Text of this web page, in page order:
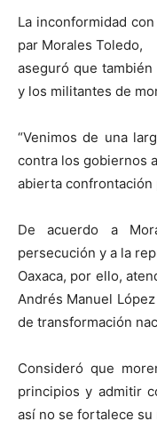
La inconformidad
par Morales Toledo,
aseguró que
y los militantes de
“Venimos de una
contra los gobiernos
abierta confrontación
De acuerdo a
persecución y a la
Oaxaca, por ello,
Andrés Manuel
de transformación
Consideró que
principios y admitir
así no se fortalece su